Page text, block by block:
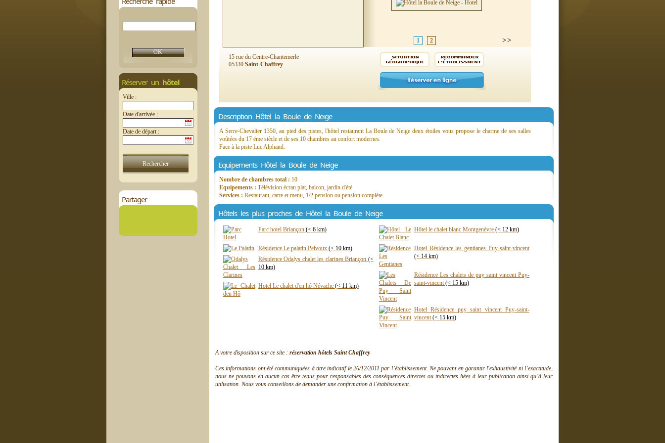
Réserver un hôtel
Ville :
Date d'arrivée :
Date de départ :
Partager
1 2
15 rue du Centre-Chantemerle
05330 Saint-Chaffrey
Description Hôtel la Boule de Neige
A Serre-Chevalier 1350, au pied des pistes, l'hôtel restaurant La Boule de Neige deux étoiles vous propose le charme de ses salles
voûtées du 17 éme siècle et de ses 10 chambres au confort modernes.
Face à la piste Luc Alphand.
Equipements Hôtel la Boule de Neige
Nombre de chambres total : 10
Equipements : Télévision écran plat, balcon, jardin d'été
Services : Restaurant, carte et menu, 1/2 pension ou pension complète
Hôtels les plus proches de Hôtel la Boule de Neige
Parc hotel Briançon (< 6 km)
Résidence Le palatin Pelvoux (< 10 km)
Résidence Odalys chalet les clarines Briançon (<
10 km)
Hotel Le chalet d'en hô Névache (< 11 km)
Hôtel le chalet blanc Montgenèvre (< 12 km)
Hotel Résidence les gentianes Puy-saint-vincent
(< 14 km)
Résidence Les chalets de puy saint vincent Puy-
saint-vincent(< 15 km)
Hotel Résidence puy saint vincent Puy-saint-
vincent(< 15 km)
A votre disposition sur ce site : réservation hôtels Saint Chaffrey
Ces informations ont été communiquées à titre indicatif le 26/12/2011 par l’établissement. Ne pouvant en garantir l'exhaustivité ni l’exactitude,
nous ne pouvons en aucun cas être tenus pour responsables des conséquences directes ou indirectes liées à leur publication ainsi qu’à leur
utilisation. Nous vous conseillons de demander une confirmation à l’établissement.